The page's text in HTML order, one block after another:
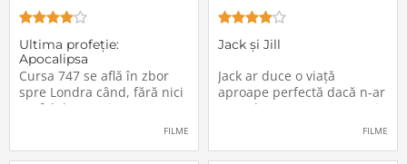
Ultima profeţie:
Apocalipsa
Cursa 747 se află în zbor
spre Londra când, fără nici
un fel de avertisment,
pasagerii încep să dispară
locurile lor. Teroarea și
FILME
Jack și Jill
Jack ar duce o viață
aproape perfectă dacă n-ar
avea de suportat o excepție
sărbători - sora lui
FILME